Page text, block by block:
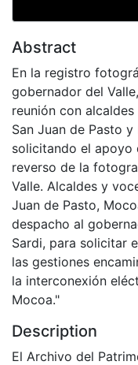
Abstract
En la registro
gobernador del
reunión con
San Juan de Pasto
solicitando el apoyo
reverso de la
Valle. Alcaldes y
Juan de Pasto,
despacho al
Sardi, para solicitar
las gestiones
la interconexión
Mocoa."
Description
El Archivo del